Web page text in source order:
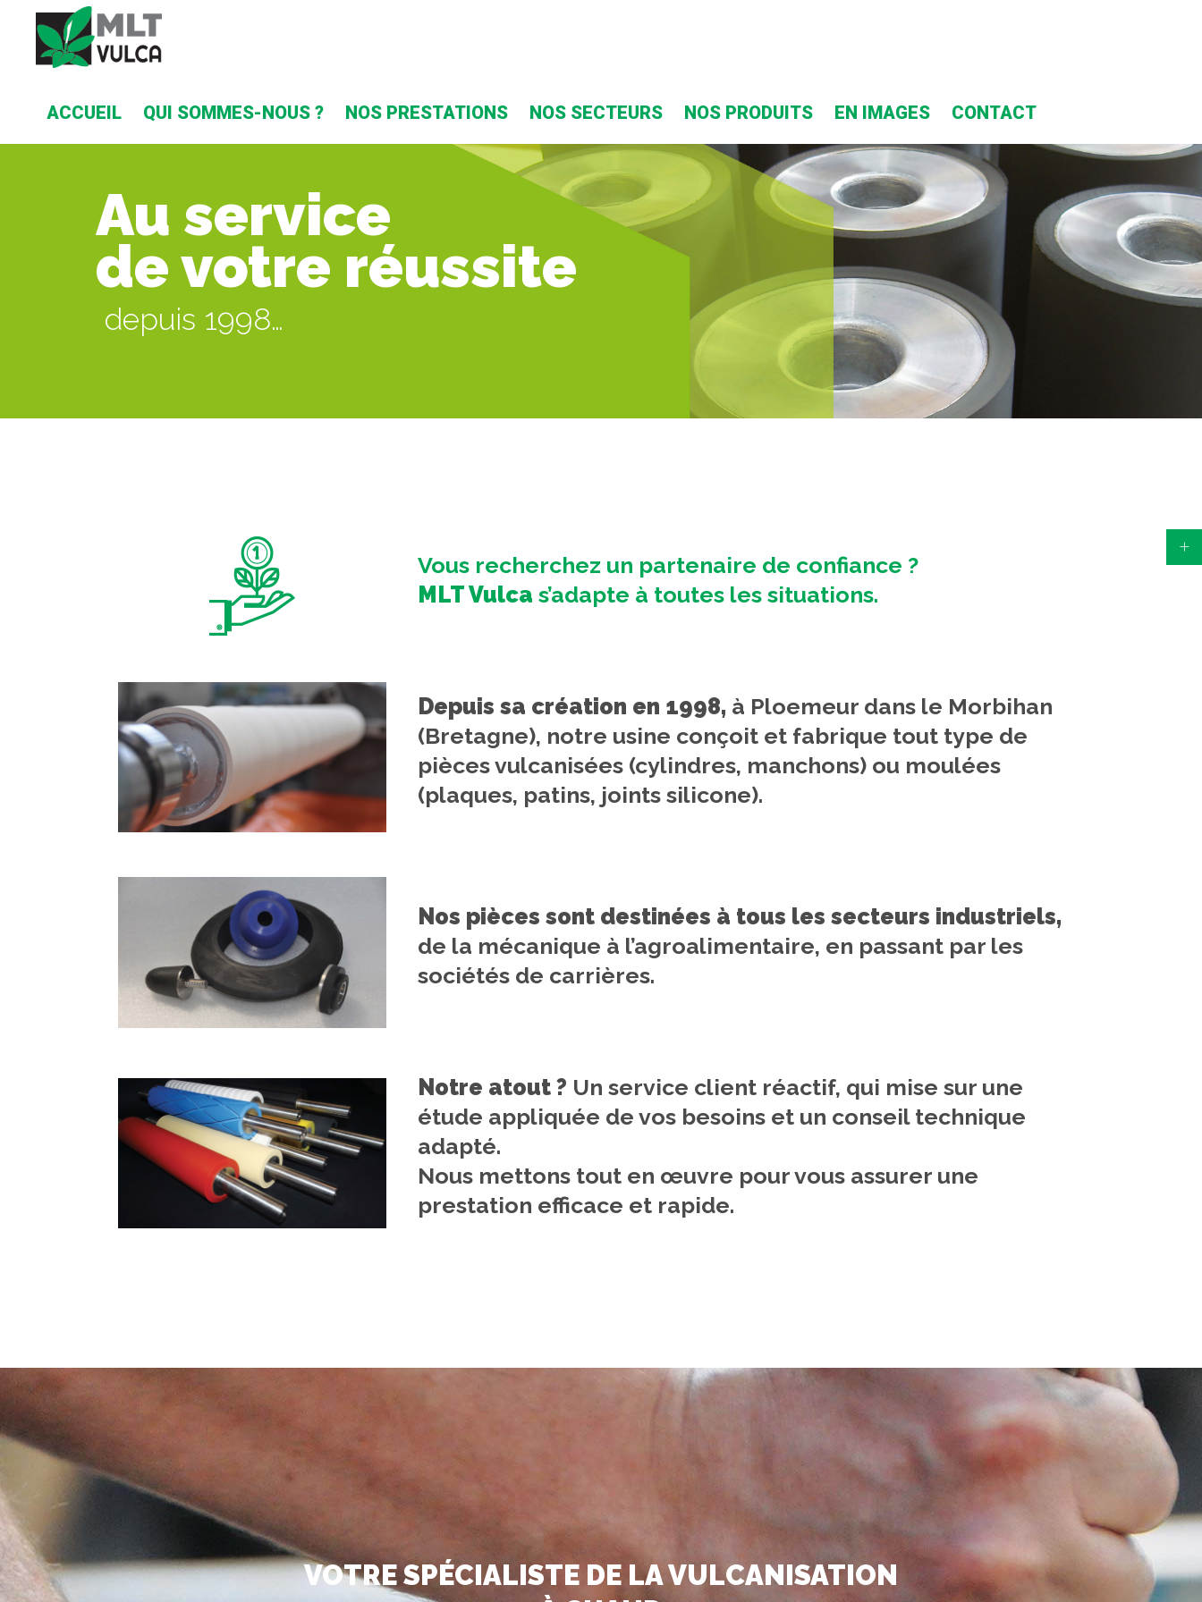
ACCUEIL QUI SOMMES-NOUS ? NOS PRESTATIONS NOS SECTEURS NOS PRODUITS EN IMAGES CONTACT
Au service
de votre réussite
depuis 1998…
Vous recherchez un partenaire de confiance ?
MLT Vulca s’adapte à toutes les situations.
Depuis sa création en 1998, à Ploemeur dans le Morbihan
(Bretagne), notre usine conçoit et fabrique tout type de
pièces vulcanisées (cylindres, manchons) ou moulées
(plaques, patins, joints silicone).
Nos pièces sont destinées à tous les secteurs industriels,
de la mécanique à l’agroalimentaire, en passant par les
sociétés de carrières.
Notre atout ? Un service client réactif, qui mise sur une
étude appliquée de vos besoins et un conseil technique
adapté.
Nous mettons tout en œuvre pour vous assurer une
prestation efficace et rapide.
VOTRE SPÉCIALISTE DE LA VULCANISATION